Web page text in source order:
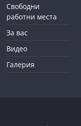
Свободни
работни места
За вас
Видео
Галерия